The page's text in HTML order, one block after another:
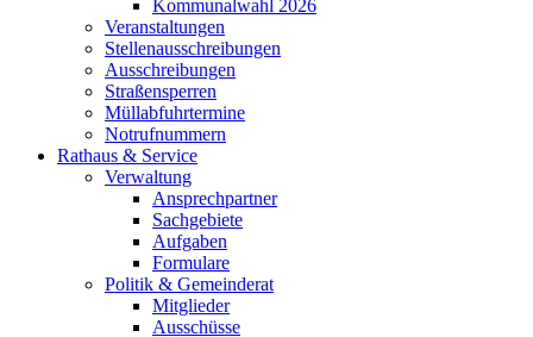
Kommunalwahl 2026
Veranstaltungen
Stellenausschreibungen
Ausschreibungen
Straßensperren
Müllabfuhrtermine
Notrufnummern
Rathaus & Service
Verwaltung
Ansprechpartner
Sachgebiete
Aufgaben
Formulare
Politik & Gemeinderat
Mitglieder
Ausschüsse